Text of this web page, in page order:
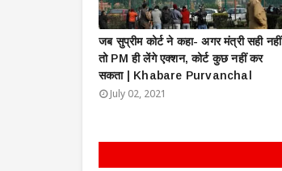
जब सुप्रीम कोर्ट ने कहा- अगर मंत्री सही नहीं
तो PM ही लेंगे एक्शन, कोर्ट कुछ नहीं कर
सकता | Khabare Purvanchal
July 02, 2021